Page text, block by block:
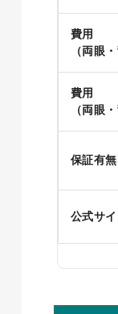
費用
（両眼
費用
（両眼
保証有無
公式サイ